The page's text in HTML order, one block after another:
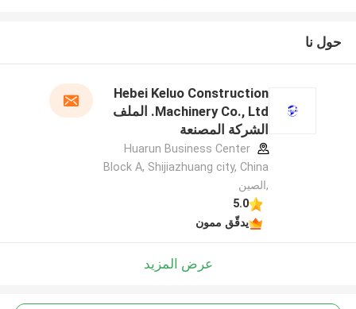
حول نا
Hebei Keluo Construction
Machinery Co., Ltd. الملف
الشركة المصنعة
Huarun Business Center
Block A, Shijiazhuang city, China
,الصين
5.0
يدقّق ممون
عرض المزيد